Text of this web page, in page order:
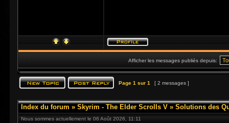
Afficher les messages publiés depuis:
Page 1 sur 1 [ 2 messages ]
Index du forum » Skyrim - The Elder Scrolls V » Solutions des
Nous sommes actuellement le 06 Août 2026, 11:11